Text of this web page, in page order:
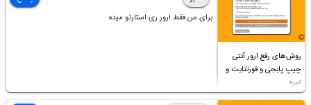
روش‌های رفع ارور آنتی
چیپ پابجی و فورتنایت و
غیره
برای من فقط ارور ری استارتو میده